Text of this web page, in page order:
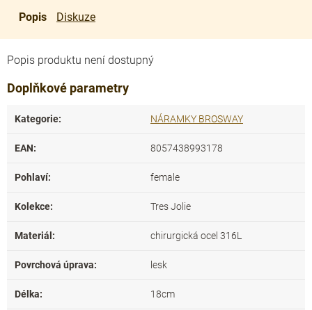
Popis Diskuze
Popis produktu není dostupný
Doplňkové parametry
Kategorie: NÁRAMKY BROSWAY
EAN: 8057438993178
Pohlaví: female
Kolekce: Tres Jolie
Materiál : chirurgická ocel 316L
Povrchová úprava: lesk
Délka: 18cm